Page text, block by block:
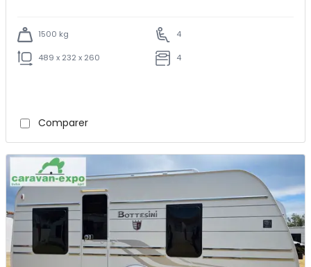
1500 kg 4
489 x 232 x 260 4
Comparer